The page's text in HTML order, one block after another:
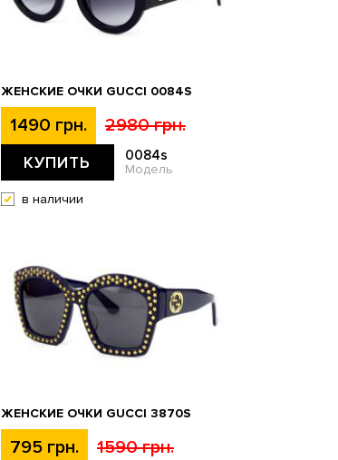
ЖЕНСКИЕ ОЧКИ GUCCI 0084S
1490 грн. 2980 грн.
КУПИТЬ 0084s
Модель
в наличии
ЖЕНСКИЕ ОЧКИ GUCCI 3870S
795 грн. 1590 грн.